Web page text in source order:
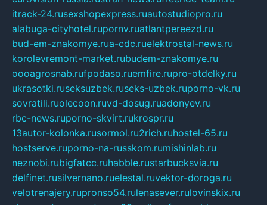
itrack-24.rusexshopexpress.ruautostudiopro.ru
alabuga-cityhotel.rupornv.ruatlantpereezd.ru
bud-em-znakomye.rua-cdc.ruelektrostal-news.ru
korolevremont-market.rubudem-znakomye.ru
oooagrosnab.rufpodaso.ruemfire.rupro-otdelky.ru
ukrasotki.ruseksuzbek.ruseks-uzbek.ruporno-vk.ru
sovratili.ruolecoon.ruvd-dosug.ruadonyev.ru
rbc-news.ruporno-skvirt.rukrospr.ru
13autor-kolonka.rusormol.ru2rich.ruhostel-65.ru
hostserve.ruporno-na-russkom.rumishinlab.ru
neznobi.rubigfatcc.ruhabble.rustarbucksvia.ru
delfinet.rusilvernano.ruelestal.ruvektor-doroga.ru
velotrenajery.rupronso54.rulenasever.rulovinskix.ru